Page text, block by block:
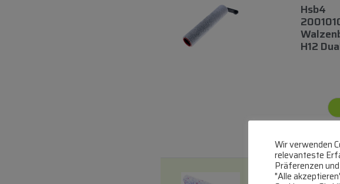
Hsb4
H12
1868f
Wir verwenden
relevanteste
Präferenzen
"Alle